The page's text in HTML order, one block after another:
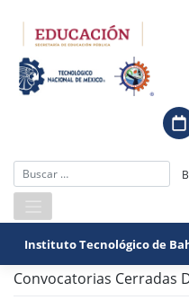
contenido
Instituto Tecnológico de
Convocatorias Cerradas